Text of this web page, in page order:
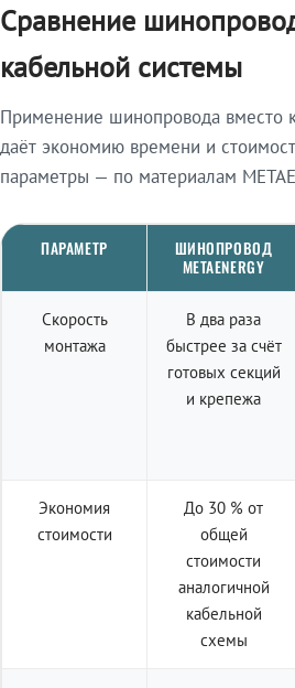
Сравнение
кабельной системы
Применение шинопровода вместо
даёт экономию времени и
параметры — по материалам
ПАРАМЕТР
ШИНОПРОВОД
METAENERGY
Скорость
монтажа
В два раза
быстрее за счёт
готовых секций
и крепежа
Экономия
стоимости
До 30 % от
общей
стоимости
аналогичной
кабельной
схемы